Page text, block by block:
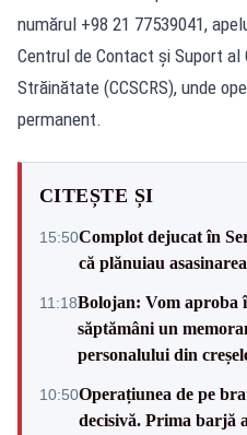
numărul +98 21 77539041,
Centrul de Contact și Suport al
Străinătate (CCSCRS), unde
permanent.
CITEȘTE ȘI
15:50Complot dejucat în
că plănuiau
11:18Bolojan: Vom aproba
săptămâni un
personalului din
10:50Operațiunea de pe
decisivă. Prima barjă